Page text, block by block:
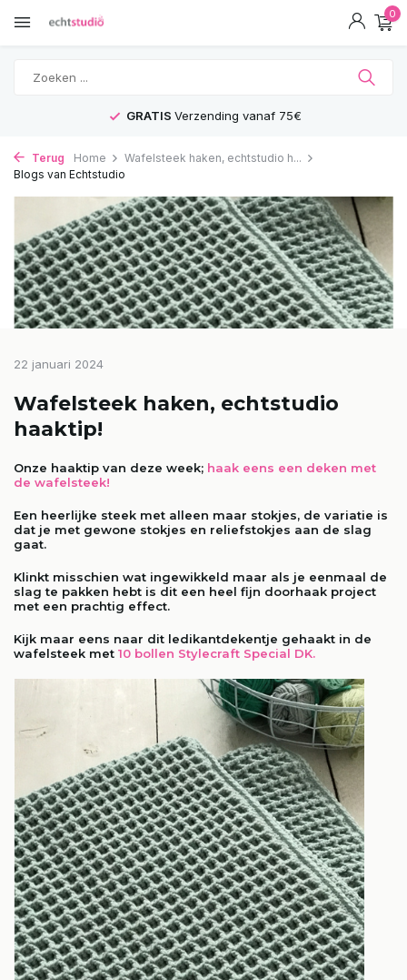
0
Verzending vanaf 75€
Terug Home
Wafelsteek haken, echtstudio h...
Blogs van Echtstudio
22 januari 2024
Wafelsteek haken, echtstudio
haaktip!
Onze haaktip van deze week; haak eens een deken met
de wafelsteek!
Een heerlijke steek met alleen maar stokjes, de variatie is
dat je met gewone stokjes en reliefstokjes aan de slag
gaat.
Klinkt misschien wat ingewikkeld maar als je eenmaal de
slag te pakken hebt is dit een heel fijn doorhaak project
met een prachtig effect.
Kijk maar eens naar dit ledikantdekentje gehaakt in de
wafelsteek met 10 bollen Stylecraft Special DK.